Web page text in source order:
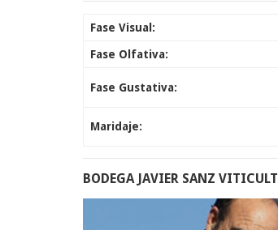
Fase Visual:
Fase Olfativa:
Fase Gustativa:
Maridaje:
BODEGA JAVIER SANZ